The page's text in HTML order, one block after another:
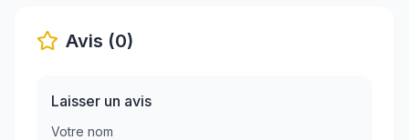
Avis (0)
Laisser un avis
Votre nom